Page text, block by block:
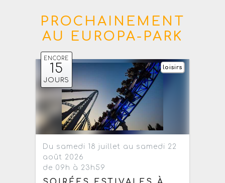
PROCHAINEMENT
AU EUROPA-PARK
ENCORE
15
JOURS
loisirs
Du samedi 18 juillet au samedi 22
août 2026
de 09h à 23h59